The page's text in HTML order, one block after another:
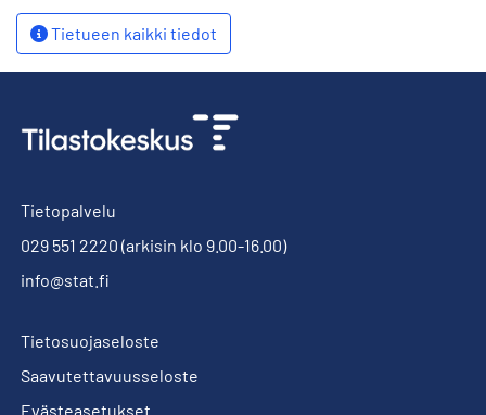
Tietueen kaikki tiedot
Tietopalvelu
029 551 2220 (arkisin klo 9.00-16.00)
info@stat.fi
Tietosuojaseloste
Saavutettavuusseloste
Evästeasetukset